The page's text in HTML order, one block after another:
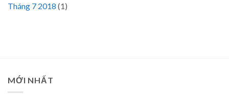
Tháng 7 2018 (1)
MỚI NHẤT